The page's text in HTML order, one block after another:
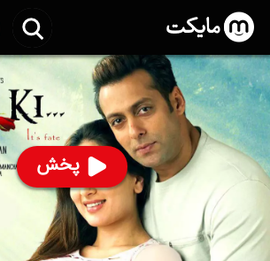
پخش
فیلم هندی برای اینکه با دوبله فارسی
۹۴۵ 82% ۵.۵
ساخت هند سال 2005
رده سنی ۱۸+
هندی
درام عاشقانه
درباره فیلم برای اینکه